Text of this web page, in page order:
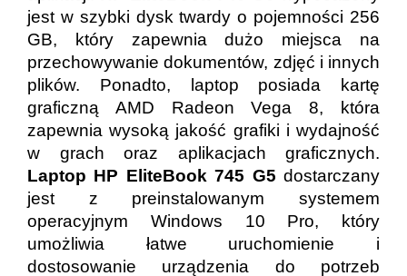
jest w szybki dysk twardy o pojemności 256
GB, który zapewnia dużo miejsca na
przechowywanie dokumentów, zdjęć i innych
plików. Ponadto, laptop posiada kartę
graficzną AMD Radeon Vega 8, która
zapewnia wysoką jakość grafiki i wydajność
w grach oraz aplikacjach graficznych.
Laptop HP EliteBook 745 G5 dostarczany
jest z preinstalowanym systemem
operacyjnym Windows 10 Pro, który
umożliwia łatwe uruchomienie i
dostosowanie urządzenia do potrzeb